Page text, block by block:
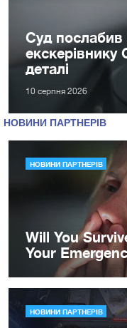
Суд послабив
екскерівнику
деталі
10 серпня 2026